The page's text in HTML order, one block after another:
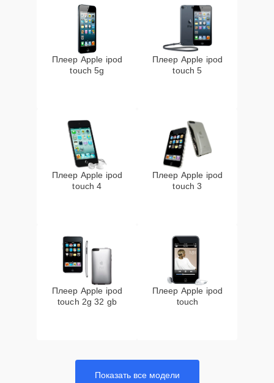
Плеер Apple ipod
touch 5g
Плеер Apple ipod
touch 5
Плеер Apple ipod
touch 4
Плеер Apple ipod
touch 3
Плеер Apple ipod
touch 2g 32 gb
Плеер Apple ipod
touch
Показать все модели